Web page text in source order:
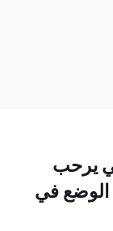
يرحب
دولة حول الوضع في